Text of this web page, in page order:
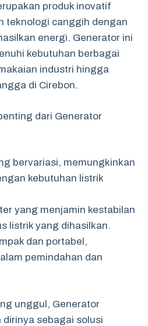
produk inovatif
teknologi canggih dengan
energi. Generator ini
kebutuhan berbagai
industri hingga
di Cirebon.
dari Generator
bervariasi, memungkinkan
kebutuhan listrik
yang menjamin kestabilan
listrik yang dihasilkan.
dan portabel,
pemindahan dan
unggul, Generator
sebagai solusi